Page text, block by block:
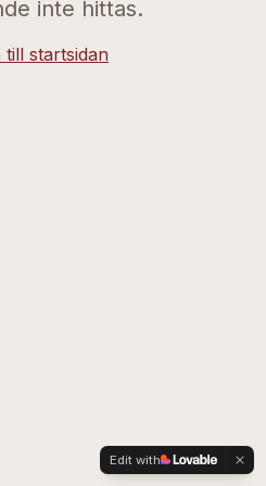
inte hittas.
till startsidan
Edit with